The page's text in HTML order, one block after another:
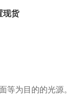
现货
等为目的的光源。